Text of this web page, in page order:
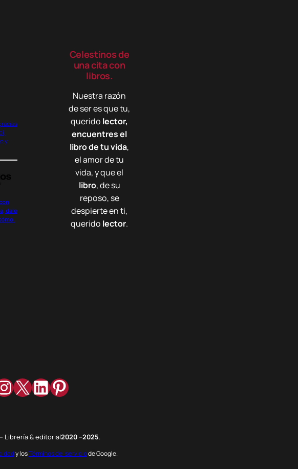
y
dale
Celestinos de
una cita con
libros.
Nuestra razón
de ser es que tu,
querido lector,
encuentres el
libro de tu vida,
el amor de tu
vida, y que el
libro, de su
reposo, se
despierte en ti,
querido lector.
X LinkedIn
Pinterest
– Librería & editorial2020–2025.
y losTérminos del serviciode Google.